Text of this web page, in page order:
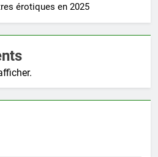
érotiques en 2025